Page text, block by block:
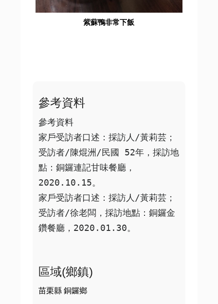
紫蘇鴨非常下飯
參考資料
參考資料
家戶受訪者口述：採訪人/黃莉芸；
受訪者/陳焜洲/民國 52年，採訪地
點：銅鑼連記甘味餐廳，
2020.10.15。
家戶受訪者口述：採訪人/黃莉芸；
受訪者/徐老闆，採訪地點：銅鑼金
鑽餐廳，2020.01.30。
區域(鄉鎮)
苗栗縣 銅鑼鄉